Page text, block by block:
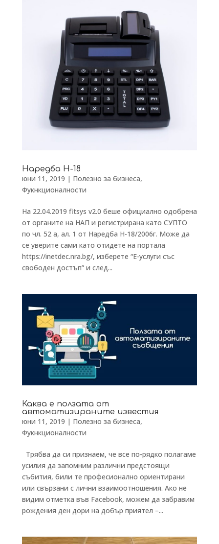
Наредба Н-18
юни 11, 2019 | Полезно за бизнеса,
Фукнкционалности
На 22.04.2019 fitsys v2.0 беше официално одобрена
от органите на НАП и регистрирана като СУПТО
по чл. 52 а, ал. 1 от Наредба Н-18/2006г. Може да
се уверите сами като отидете на портала
https://inetdec.nra.bg/, изберете “Е-услуги със
свободен достъп” и след...
Каква е ползата от
автоматизираните известия
юни 11, 2019 | Полезно за бизнеса,
Фукнкционалности
Трябва да си признаем, че все по-рядко полагаме
усилия да запомним различни предстоящи
събития, били те професионално ориентирани
или свързани с лични взаимоотношения. Ако не
видим отметка във Facebook, можем да забравим
рождения ден дори на добър приятел –...